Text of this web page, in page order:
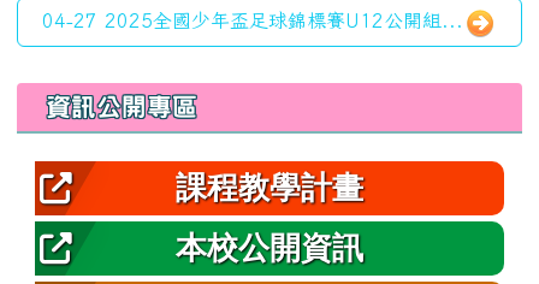
04-27 2025全國少年盃足球錦標賽U12公開組...
左邊區域內容
資訊公開專區
課程教學計畫
本校公開資訊